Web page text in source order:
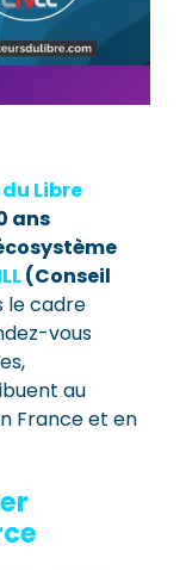
Libre
ans
(Conseil
le cadre
vous
au
France et en